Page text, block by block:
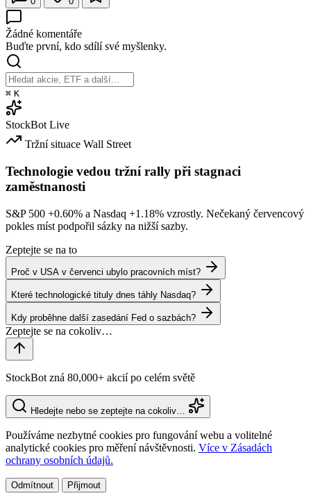
Žádné komentáře
Buďte první, kdo sdílí své myšlenky.
⌘ K
StockBot Live
Tržní situace Wall Street
Technologie vedou tržní rally při stagnaci
zaměstnanosti
S&P 500 +0.60% a Nasdaq +1.18% vzrostly. Nečekaný červencový
pokles míst podpořil sázky na nižší sazby.
Zeptejte se na to
Proč v USA v červenci ubylo pracovních míst?
Které technologické tituly dnes táhly Nasdaq?
Kdy proběhne další zasedání Fed o sazbách?
StockBot zná 80,000+ akcií po celém světě
Hledejte nebo se zeptejte na cokoliv…
Používáme nezbytné cookies pro fungování webu a volitelné
analytické cookies pro měření návštěvnosti. Více v Zásadách
ochrany osobních údajů.
Odmítnout Přijmout